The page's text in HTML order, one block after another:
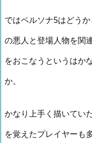
ではペルソナ5はどう
の悪人と登場人物を関
をおこなうというはか
か。
かなり上手く描いてい
を覚えたプレイヤーも